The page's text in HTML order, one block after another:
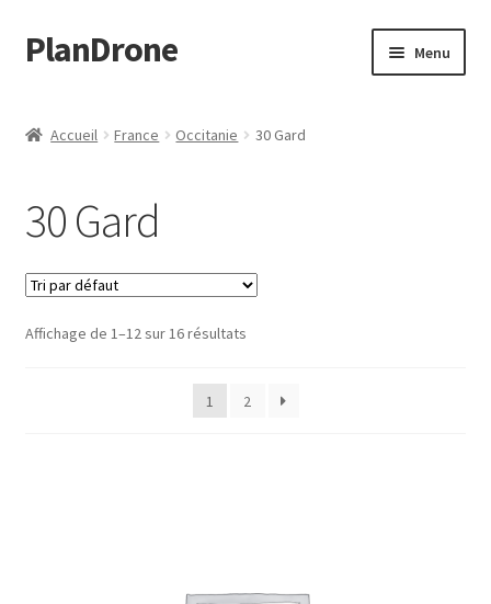
Aller
à
navigation
Aller
au
PlanDrone Menu
Mon compte
Page d’exemple
Panier
Accueil France Occitanie 30 Gard
30 Gard
Affichage de 1–12 sur 16 résultats
1 2